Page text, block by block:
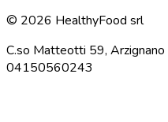
© 2026 HealthyFood srl
C.so Matteotti 59, Arzignano
04150560243